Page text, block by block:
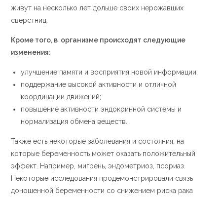
живут на несколько лет дольше своих нерожавших
сверстниц.
Кроме того, в организме происходят следующие
изменения:
улучшение памяти и восприятия новой информации;
поддержание высокой активности и отличной
координации движений;
повышение активности эндокринной системы и
нормализация обмена веществ.
Также есть некоторые заболевания и состояния, на
которые беременность может оказать положительный
эффект. Например, мигрень, эндометриоз, псориаз.
Некоторые исследования продемонстрировали связь
доношенной беременности со снижением риска рака